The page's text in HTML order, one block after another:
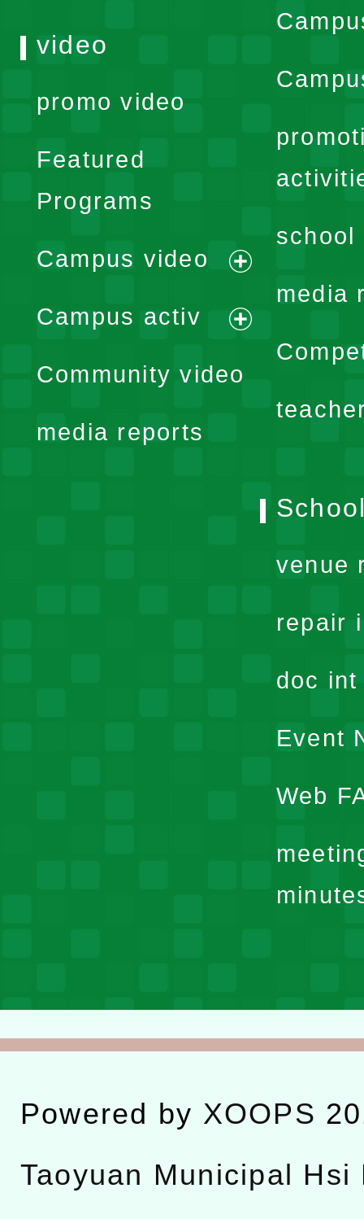
school
media
video
promo video
Featured
Programs
Campus video
expand
menu
Campus activ
expand
Community video
media reports
venue
repair
doc
Event
Web
Powered by XOOPS
Taoyuan Municipal Hsi